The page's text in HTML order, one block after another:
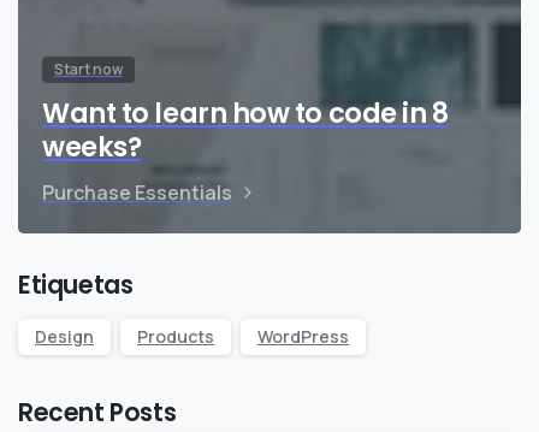
Start now
Want to learn how to code in 8
weeks?
Purchase Essentials
Etiquetas
Design Products WordPress
Recent Posts